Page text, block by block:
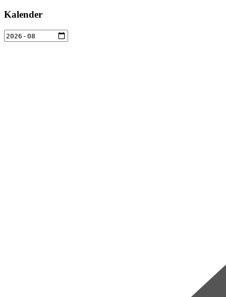
Kalender